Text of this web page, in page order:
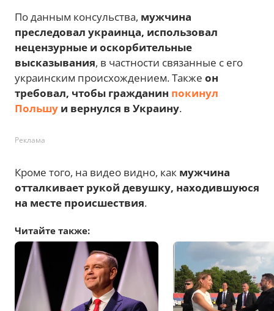
По данным консульства, мужчина
преследовал украинца, использовал
нецензурные и оскорбительные
высказывания, в частности связанные с его
украинским происхождением. Также он
требовал, чтобы гражданин покинул
Польшу и вернулся в Украину.
Реклама
Кроме того, на видео видно, как мужчина
отталкивает рукой девушку, находившуюся
на месте происшествия.
Читайте также: